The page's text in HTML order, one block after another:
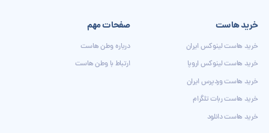
خرید هاست
خرید هاست لینوکس ایران
خرید هاست لینوکس اروپا
خرید هاست وردپرس ایران
خرید هاست ربات تلگرام
خرید هاست دانلود
صفحات مهم
درباره وطن هاست
ارتباط با وطن هاست